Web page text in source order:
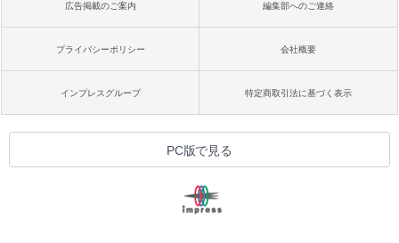
広告掲載のご案内 編集部へのご連絡
プライバシーポリシー 会社概要
インプレスグループ 特定商取引法に基づく表示
PC版で見る